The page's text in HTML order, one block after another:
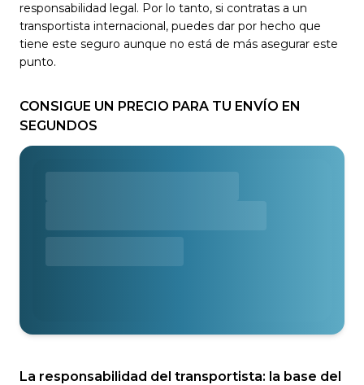
responsabilidad legal. Por lo tanto, si contratas a un
transportista internacional, puedes dar por hecho que
tiene este seguro aunque no está de más asegurar este
punto.
CONSIGUE UN PRECIO PARA TU ENVÍO EN
SEGUNDOS
La responsabilidad del transportista: la base del